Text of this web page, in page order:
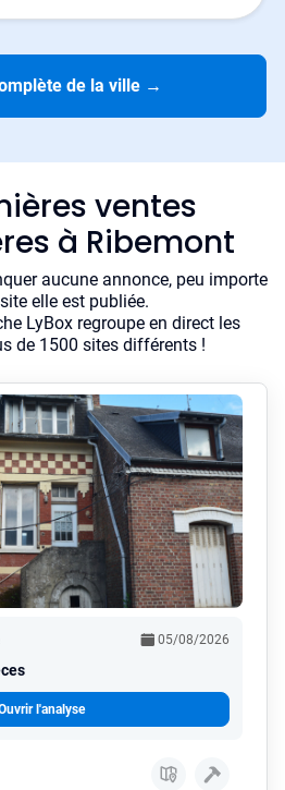
de la ville →
ventes
à Ribemont
aucune annonce, peu importe
elle est publiée.
LyBox regroupe en direct les
de 1500 sites différents !
05/08/2026
l'analyse